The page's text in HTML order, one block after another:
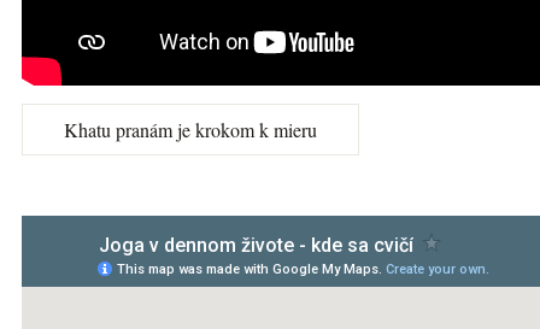
Khatu pranám je krokom k mieru